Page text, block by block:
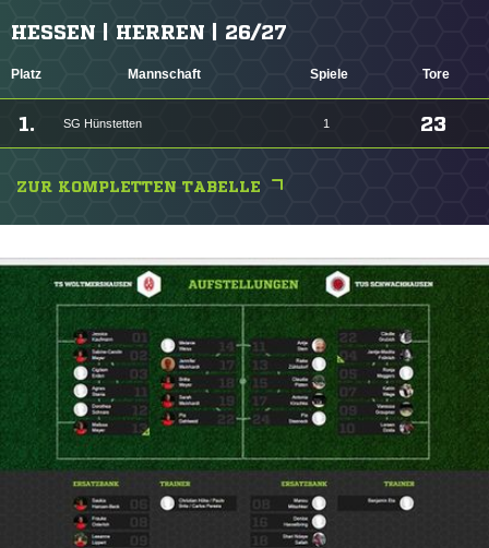
HESSEN | HERREN | 26/27
Platz Mannschaft Spiele Tore
1. SG Hünstetten 1 23
ZUR KOMPLETTEN TABELLE